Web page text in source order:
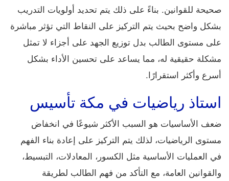
صحيحة للقوانين. بناءً على ذلك يتم تحديد أولويات التدريب
بشكل واضح بحيث يتم التركيز على النقاط التي تؤثر مباشرة
على مستوى الطالب بدل توزيع الجهد على أجزاء لا تمثل
مشكلة حقيقية له، مما يساعد على تحسين الأداء بشكل
أسرع وأكثر استقرارًا.
استاذ رياضيات في مكة تأسيس
ضعف الأساسيات هو السبب الأكثر شيوعًا في انخفاض
مستوى الرياضيات، لذلك يتم التركيز على إعادة بناء الفهم
في العمليات الأساسية مثل الكسور، المعادلات، التبسيط،
والقوانين العامة، مع التأكد من فهم الطالب لطريقة